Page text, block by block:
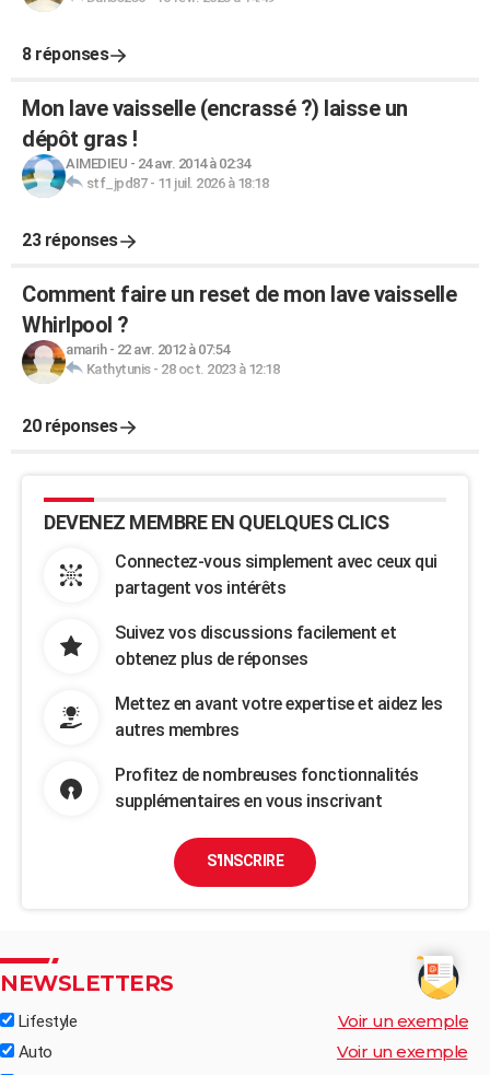
8 réponses
Mon lave vaisselle (encrassé ?) laisse un
dépôt gras !
AIMEDIEU - 24 avr. 2014 à 02:34
stf_jpd87- 11 juil. 2026 à 18:18
23 réponses
Comment faire un reset de mon lave vaisselle
Whirlpool ?
amarih- 22 avr. 2012 à 07:54
Kathytunis- 28 oct. 2023 à 12:18
20 réponses
DEVENEZ MEMBRE EN QUELQUES CLICS
Connectez-vous simplement avec ceux qui
partagent vos intérêts
Suivez vos discussions facilement et
obtenez plus de réponses
Mettez en avant votre expertise et aidez les
autres membres
Profitez de nombreuses fonctionnalités
supplémentaires en vous inscrivant
S'INSCRIRE
NEWSLETTERS
Lifestyle Voir un exemple
Auto Voir un exemple